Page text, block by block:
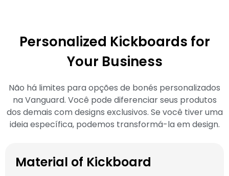
Personalized Kickboards for
Your Business
Não há limites para opções de bonés personalizados
na Vanguard. Você pode diferenciar seus produtos
dos demais com designs exclusivos. Se você tiver uma
ideia específica, podemos transformá-la em design.
Material of Kickboard